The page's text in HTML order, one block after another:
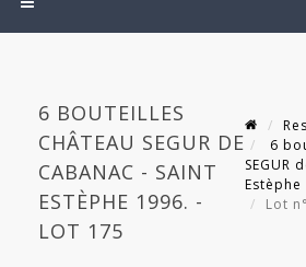
6 BOUTEILLES
CHÂTEAU SEGUR DE
CABANAC - SAINT
ESTÈPHE 1996. -
LOT 175
6
SEGUR
Estèphe
Lot